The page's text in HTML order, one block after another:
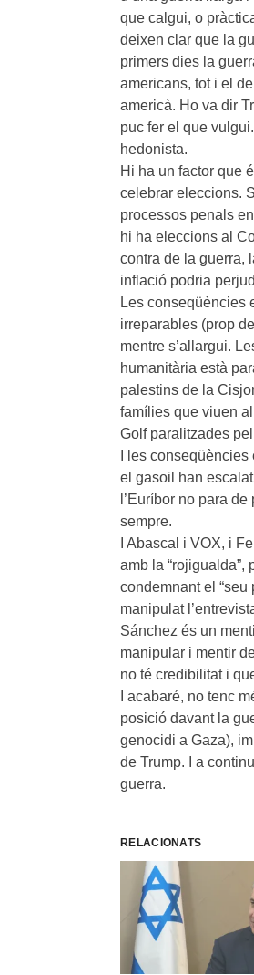
que calgui, o
deixen clar que la
primers dies la
americans, tot i el
americà. Ho va dir
puc fer el que
hedonista.
Hi ha un factor que
celebrar eleccions.
processos penals
hi ha eleccions al
contra de la guerra,
inflació podria
Les conseqüències
irreparables (prop
mentre s’allargui.
humanitària està
palestins de la
famílies que viuen
Golf paralitzades pel
I les
el gasoil han
l’Euríbor no para
sempre.
I Abascal i VOX, i
amb la
condemnant el
manipulat
Sánchez és un
manipular i mentir
no té credibilitat i
I acabaré, no tenc
posició davant la
genocidi a Gaza),
de Trump. I a
guerra.
RELACIONATS